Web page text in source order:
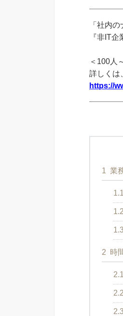
「社内
『非IT
＜100人
詳しくは
https://
1 業
1.1
1.2
1.3
2 時
2.1
2.2
2.3